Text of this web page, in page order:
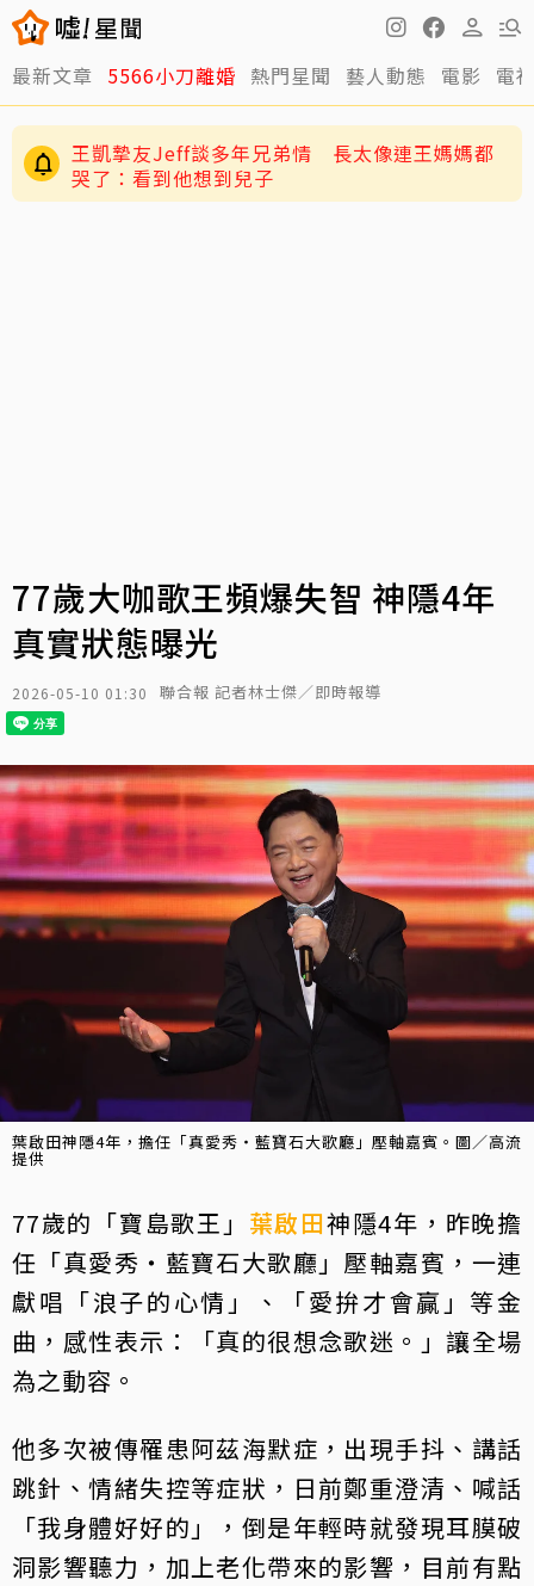
最新文章 5566小刀離婚 熱門星聞 藝人動態 電影 電
王凱摯友Jeff談多年兄弟情 長太像連王媽媽都
哭了：看到他想到兒子
77歲大咖歌王頻爆失智 神隱4年
真實狀態曝光
2026-05-10 01:30 聯合報 記者林士傑／即時報導
葉啟田神隱4年，擔任「真愛秀・藍寶石大歌廳」壓軸嘉賓。圖／高流
提供
77歲的「寶島歌王」 葉啟田神隱4年，昨晚擔
任「真愛秀・藍寶石大歌廳」壓軸嘉賓，一連
獻唱「浪子的心情」、「愛拚才會贏」等金
曲，感性表示：「真的很想念歌迷。」讓全場
為之動容。
他多次被傳罹患阿茲海默症，出現手抖、講話
跳針、情緒失控等症狀，日前鄭重澄清、喊話
「我身體好好的」，倒是年輕時就發現耳膜破
洞影響聽力，加上老化帶來的影響，目前有點